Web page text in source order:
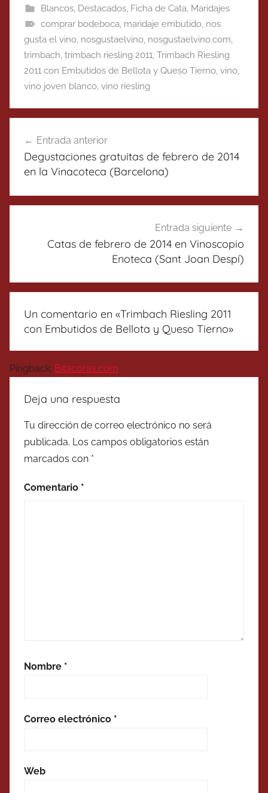
Blancos, Destacados, Ficha de Cata, Maridajes
comprar bodeboca, maridaje embutido, nos
gusta el vino, nosgustaelvino, nosgustaelvino.com,
trimbach, trimbach riesling 2011, Trimbach Riesling
2011 con Embutidos de Bellota y Queso Tierno, vino,
vino joven blanco, vino riesling
de
entradas
Entrada anterior
Degustaciones gratuitas de febrero de 2014
en la Vinacoteca (Barcelona)
Entrada siguiente
Catas de febrero de 2014 en Vinoscopio
Enoteca (Sant Joan Despí)
Un comentario en «Trimbach Riesling 2011
con Embutidos de Bellota y Queso Tierno»
Pingback: Bitacoras.com
Deja una respuesta
Tu dirección de correo electrónico no será
publicada. Los campos obligatorios están
marcados con *
Comentario *
Nombre *
Correo electrónico *
Web